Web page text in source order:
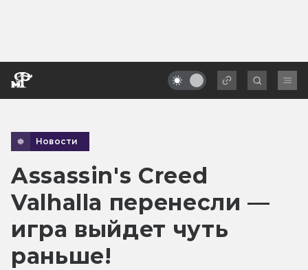
Новости
Assassin's Creed
Valhalla перенесли —
игра выйдет чуть
раньше!